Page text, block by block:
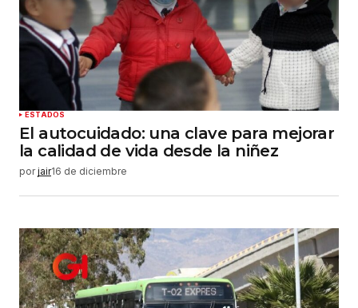
ESTADOS
El autocuidado: una clave para mejorar
la calidad de vida desde la niñez
por jair16 de diciembre